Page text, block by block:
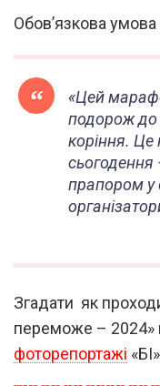
Обов’язкова
«Цей
подорож до
коріння. Це
сьогодення
прапором у
Згадати як
переможе – 2024»
фоторепортажі